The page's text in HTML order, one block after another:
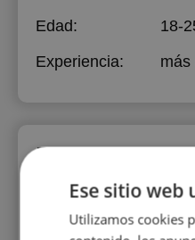
Edad:
18-
Experiencia:
más
Perfiles vistos
Ese sitio web
Utilizamos cookies